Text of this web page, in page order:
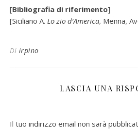
[Bibliografia di riferimento]
[Siciliano A. Lo zio d’America, Menna,
Di irpino
LASCIA UNA
Il tuo indirizzo email non sarà